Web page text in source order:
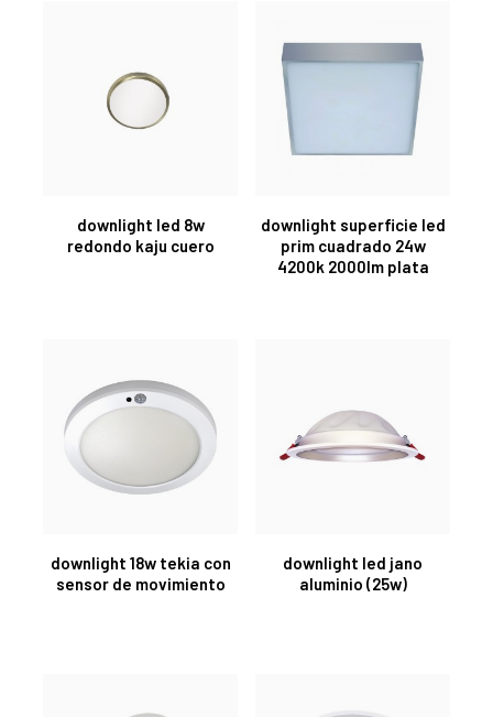
downlight led 8w
redondo kaju cuero
downlight superficie led
prim cuadrado 24w
4200k 2000lm plata
downlight 18w tekia con
sensor de movimiento
downlight led jano
aluminio (25w)